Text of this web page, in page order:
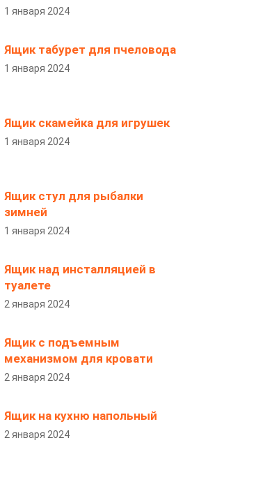
1 января 2024
Ящик табурет для пчеловода
1 января 2024
Ящик скамейка для игрушек
1 января 2024
Ящик стул для рыбалки
зимней
1 января 2024
Ящик над инсталляцией в
туалете
2 января 2024
Ящик с подъемным
механизмом для кровати
2 января 2024
Ящик на кухню напольный
2 января 2024